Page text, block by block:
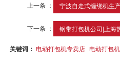
上一条 ： 宁波自走式缠绕机生
下一条 ： 钢带打包机公司|上海
关键词：电动打包机专卖店 电动打包机